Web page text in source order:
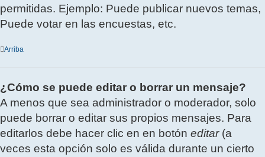
permitidas. Ejemplo: Puede publicar nuevos temas,
Puede votar en las encuestas, etc.
Arriba
¿Cómo se puede editar o borrar un mensaje?
A menos que sea administrador o moderador, solo
puede borrar o editar sus propios mensajes. Para
editarlos debe hacer clic en en botón editar(a
veces esta opción solo es válida durante un cierto